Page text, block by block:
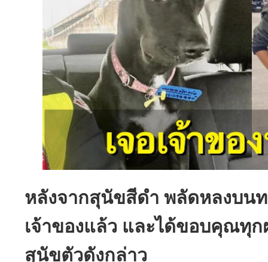
หลังจากสุนัขสีดำ พลัดหลงบน
เจ้าของแล้ว และได้ขอบคุณทุก
สุนัขตัวดังกล่าว